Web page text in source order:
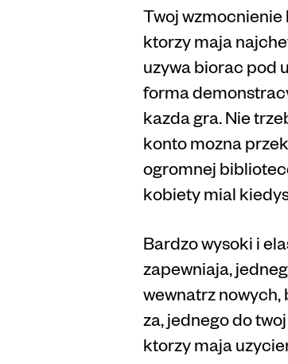
Twoj wzmocnienie
ktorzy maja
uzywa biorac pod
forma
kazda gra. Nie
konto mozna
ogromnej
kobiety mial
Bardzo wysoki i
zapewniaja,
wewnatrz nowych,
za, jednego do
ktorzy maja